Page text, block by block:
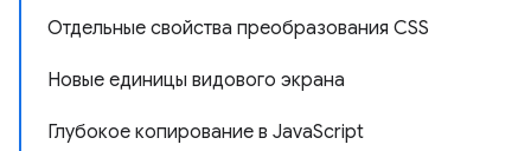
Отдельные свойства преобразования CSS
Новые единицы видового экрана
Глубокое копирование в JavaScript